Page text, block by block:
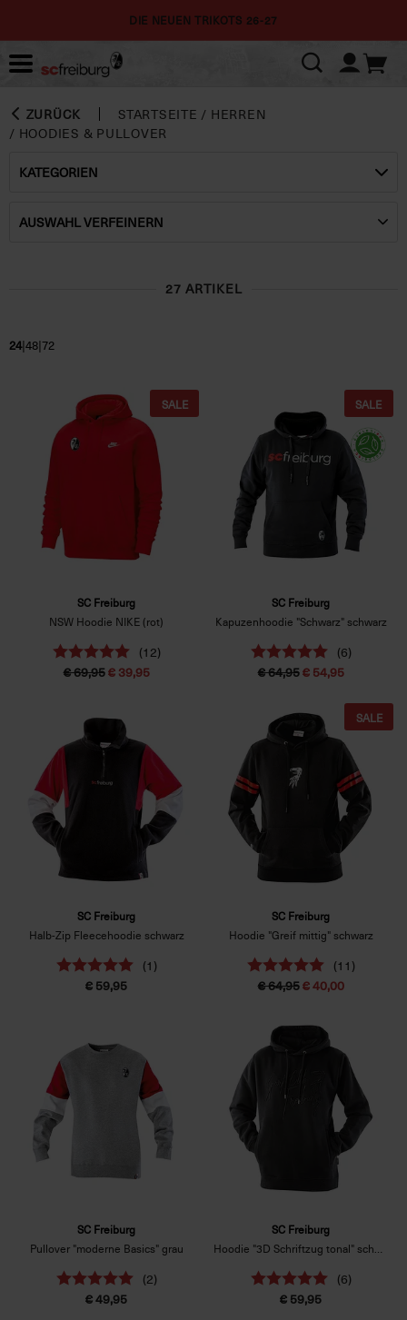
DIE NEUEN TRIKOTS 26-27
ZURÜCK STARTSEITE / HERREN
/ HOODIES & PULLOVER
KATEGORIEN
AUSWAHL VERFEINERN
27 ARTIKEL
24|48|72
SC Freiburg
NSW Hoodie NIKE (rot)
(12)
€ 69,95€ 39,95
SALE
SC Freiburg
Kapuzenhoodie "Schwarz" schwarz
(6)
€ 64,95€ 54,95
SALE
SC Freiburg
Halb-Zip Fleecehoodie schwarz
(1)
€ 59,95
SC Freiburg
Hoodie "Greif mittig" schwarz
(11)
€ 64,95€ 40,00
SALE
SC Freiburg
Pullover "moderne Basics" grau
(2)
€ 49,95
SC Freiburg
Hoodie "3D Schriftzug tonal" schwarz
(6)
€ 59,95